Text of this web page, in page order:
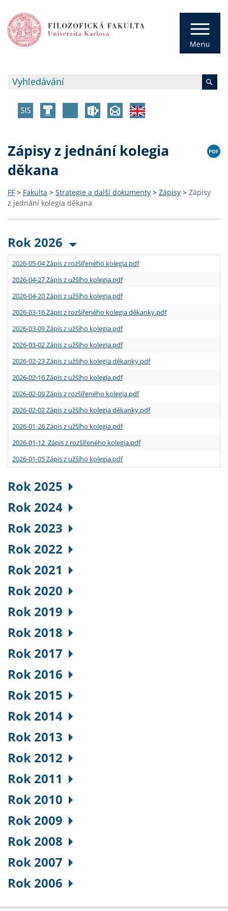
Zápisy z jednání kolegia
děkana
FF > Fakulta > Strategie a další dokumenty > Zápisy > Zápisy
z jednání kolegia děkana
Rok 2026
2026-05-04 Zápis z rozšířeného kolegia.pdf
2026-04-27 Zápis z užšího kolegia.pdf
2026-04-20 Zápis z užšího kolegia.pdf
2026-03-16 Zápis z rozšířeného kolegia děkanky.pdf
2026-03-09 Zápis z užšího kolegia.pdf
2026-03-02 Zápis z užšího kolegia.pdf
2026-02-23 Zápis z užšího kolegia děkanky.pdf
2026-02-16 Zápis z užšího kolegia.pdf
2026-02-09 Zápis z rozšířeného kolegia.pdf
2026-02-02 Zápis z užšího kolegia děkanky.pdf
2026-01-26 Zápis z užšího kolegia.pdf
2026-01-12 Zápis z rozšířeného kolegia.pdf
2026-01-05 Zápis z užšího kolegia.pdf
Rok 2025
Rok 2024
Rok 2023
Rok 2022
Rok 2021
Rok 2020
Rok 2019
Rok 2018
Rok 2017
Rok 2016
Rok 2015
Rok 2014
Rok 2013
Rok 2012
Rok 2011
Rok 2010
Rok 2009
Rok 2008
Rok 2007
Rok 2006